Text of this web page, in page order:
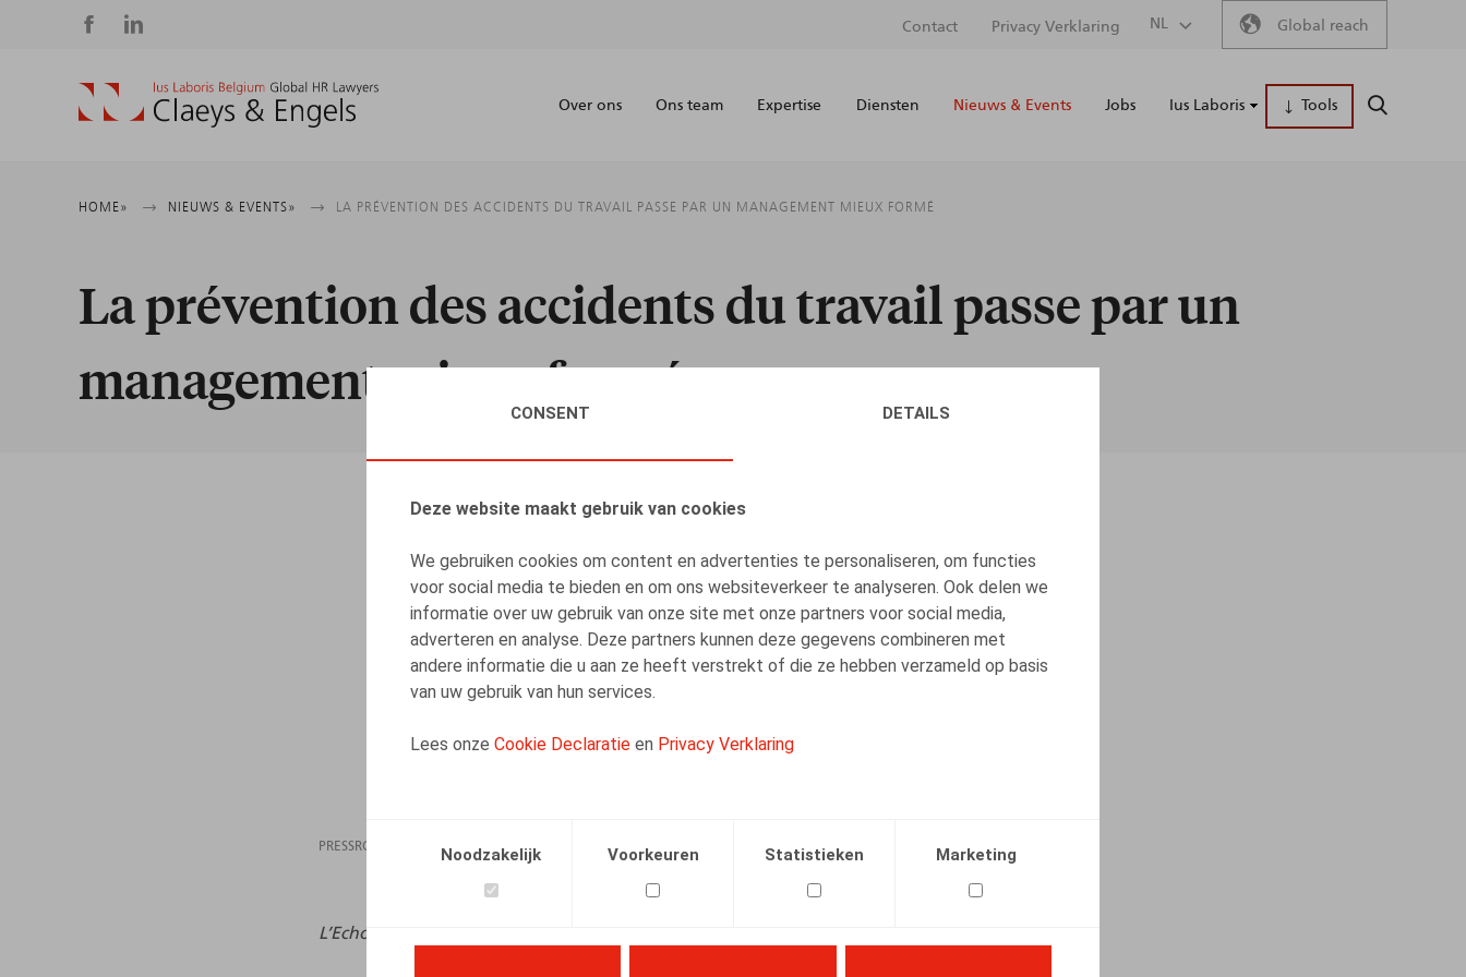
CONSENT DETAILS
Deze website maakt gebruik van cookies
We gebruiken cookies om content en advertenties te personaliseren, om functies
voor social media te bieden en om ons websiteverkeer te analyseren. Ook delen we
informatie over uw gebruik van onze site met onze partners voor social media,
adverteren en analyse. Deze partners kunnen deze gegevens combineren met
andere informatie die u aan ze heeft verstrekt of die ze hebben verzameld op basis
van uw gebruik van hun services.
Lees onze Cookie Declaratie en Privacy Verklaring
Noodzakelijk Voorkeuren Statistieken Marketing
Social
media
Secondary
menu
Contact Privacy Verklaring NL Global reach
Main
Over ons Ons team Expertise Diensten Nieuws & Events Jobs Ius Laboris Tools ZOEKEN
Kruimelpad
HOME NIEUWS & EVENTS LA PRÉVENTION DES ACCIDENTS DU TRAVAIL PASSE PAR UN MANAGEMENT MIEUX FORMÉ
La prévention des accidents du travail passe par un
management mieux formé
PRESSROOM 27.09.2023
L’Echo,
Kenny Decruyenaere